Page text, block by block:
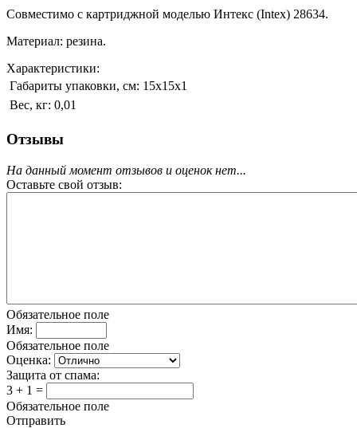
Совместимо с картриджной моделью Интекс (Intex) 28634.
Материал: резина.
Характеристики:
Габариты упаковки, см: 15х15х1
Вес, кг: 0,01
Отзывы
На данный момент отзывов и оценок нет...
Оставьте свой отзыв:
Обязательное поле
Имя:
Обязательное поле
Оценка:
Защита от спама:
3 + 1 =
Обязательное поле
Отправить